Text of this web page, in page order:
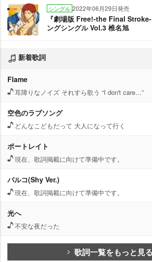
シングル 2022年06月29日発売
『劇場版 Free!-the Final
ングシングル Vol.3 椎名旭
新着歌詞
Flame
耳障りなノイズ それすら歌う “I don't care…”
空色のラブソング
どんなこどもだって 大人になって行く
ポートレイト
現在、歌詞掲載に向けて準備中です。
パルコ(Shy Ver.)
現在、歌詞掲載に向けて準備中です。
光へ
不安な夜だった
歌詞一覧をもっと見る